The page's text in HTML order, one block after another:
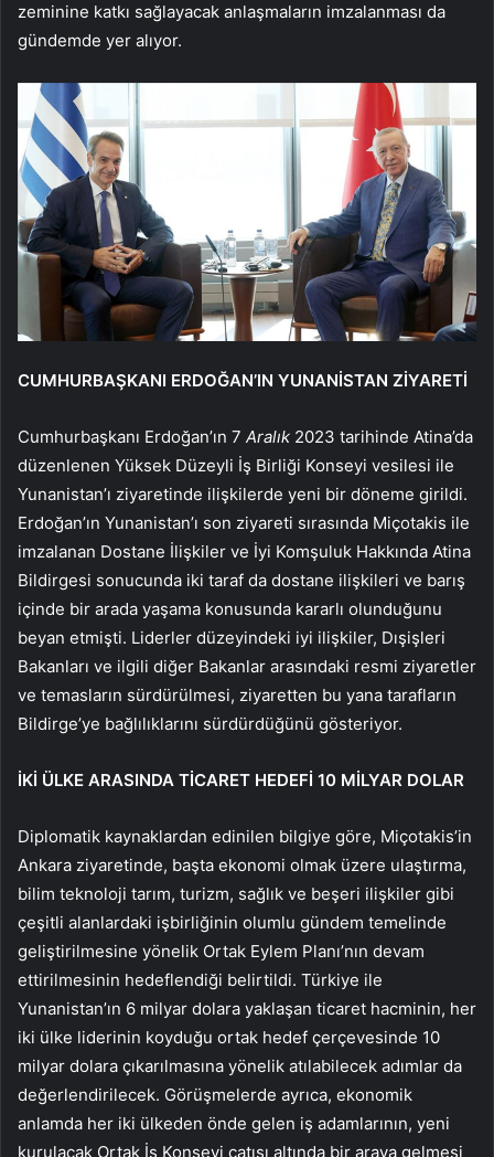
zeminine katkı sağlayacak anlaşmaların imzalanması da
gündemde yer alıyor.
CUMHURBAŞKANI ERDOĞAN’IN YUNANİSTAN ZİYARETİ
Cumhurbaşkanı Erdoğan’ın 7 Aralık 2023 tarihinde Atina’da
düzenlenen Yüksek Düzeyli İş Birliği Konseyi vesilesi ile
Yunanistan’ı ziyaretinde ilişkilerde yeni bir döneme girildi.
Erdoğan’ın Yunanistan’ı son ziyareti sırasında Miçotakis ile
imzalanan Dostane İlişkiler ve İyi Komşuluk Hakkında Atina
Bildirgesi sonucunda iki taraf da dostane ilişkileri ve barış
içinde bir arada yaşama konusunda kararlı olunduğunu
beyan etmişti. Liderler düzeyindeki iyi ilişkiler, Dışişleri
Bakanları ve ilgili diğer Bakanlar arasındaki resmi ziyaretler
ve temasların sürdürülmesi, ziyaretten bu yana tarafların
Bildirge’ye bağlılıklarını sürdürdüğünü gösteriyor.
İKİ ÜLKE ARASINDA TİCARET HEDEFİ 10 MİLYAR DOLAR
Diplomatik kaynaklardan edinilen bilgiye göre, Miçotakis’in
Ankara ziyaretinde, başta ekonomi olmak üzere ulaştırma,
bilim teknoloji tarım, turizm, sağlık ve beşeri ilişkiler gibi
çeşitli alanlardaki işbirliğinin olumlu gündem temelinde
geliştirilmesine yönelik Ortak Eylem Planı’nın devam
ettirilmesinin hedeflendiği belirtildi. Türkiye ile
Yunanistan’ın 6 milyar dolara yaklaşan ticaret hacminin, her
iki ülke liderinin koyduğu ortak hedef çerçevesinde 10
milyar dolara çıkarılmasına yönelik atılabilecek adımlar da
değerlendirilecek. Görüşmelerde ayrıca, ekonomik
anlamda her iki ülkeden önde gelen iş adamlarının, yeni
kurulacak Ortak İş Konseyi çatısı altında bir araya gelmesi